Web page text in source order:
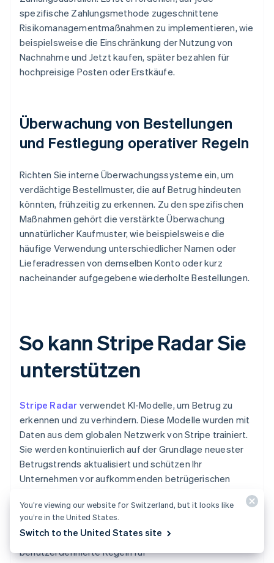
spezifische Zahlungsmethode zugeschnittene
Risikomanagementmaßnahmen zu implementieren, wie
beispielsweise die Einschränkung der Nutzung von
Nachnahme und Jetzt kaufen, später bezahlen für
hochpreisige Posten oder Erstkäufe.
Überwachung von Bestellungen
und Festlegung operativer Regeln
Richten Sie interne Überwachungssysteme ein, um
verdächtige Bestellmuster, die auf Betrug hindeuten
könnten, frühzeitig zu erkennen. Zu den spezifischen
Maßnahmen gehört die verstärkte Überwachung
unnatürlicher Kaufmuster, wie beispielsweise die
häufige Verwendung unterschiedlicher Namen oder
Lieferadressen von demselben Konto oder kurz
nacheinander aufgegebene wiederholte Bestellungen.
So kann Stripe Radar Sie
unterstützen
Stripe Radar verwendet KI-Modelle, um Betrug zu
erkennen und zu verhindern. Diese Modelle wurden mit
Daten aus dem globalen Netzwerk von Stripe trainiert.
Sie werden kontinuierlich auf der Grundlage neuester
Betrugstrends aktualisiert und schützen Ihr
Unternehmen vor aufkommenden betrügerischen
Stripe bietet außerdem
Nutzerinnen und Nutzern ermöglicht,
benutzerdefinierte Regeln für
You’re viewing our website for Switzerland, but it looks like
you’re in the United States.
Switch to the United States site